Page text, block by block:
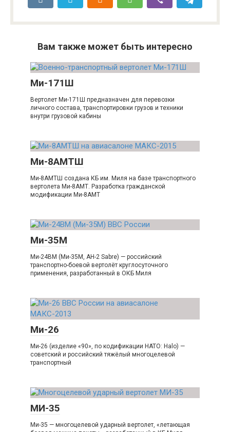
Вам также может быть интересно
Ми-171Ш
Вертолет Ми-171Ш предназначен для перевозки
личного состава, транспортировки грузов и техники
внутри грузовой кабины
Ми-8АМТШ
Ми-8АМТШ создана КБ им. Миля на базе транспортного
вертолета Ми-8АМТ. Разработка гражданской
модификации Ми-8АМТ
Ми-35М
Ми-24ВМ (Ми-35М, AH-2 Sabre) — российский
транспортно-боевой вертолёт круглосуточного
применения, разработанный в ОКБ Миля
Ми-26
Ми-26 (изделие «90», по кодификации НАТО: Halo) —
советский и российский тяжёлый многоцелевой
транспортный
МИ-35
Ми-35 — многоцелевой ударный вертолет, «летающая